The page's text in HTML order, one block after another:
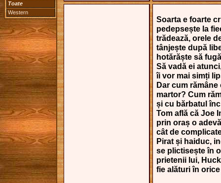
Toate
Western
Soarta e foarte
pedepsește la
trădează, orele
tânjește după
hotărăște să
Să vadă ei
îi vor mai simți
Dar cum
martor? Cum
și cu bărbatul
Tom află că Joe
prin oraș o
cât de
Pirat și haiduc,
se plictisește în
prietenii lui,
fie alături în